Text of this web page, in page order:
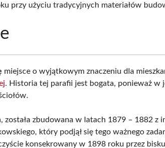
przy użyciu tradycyjnych materiałów
miejsce o wyjątkowym znaczeniu dla
. Historia tej parafii jest bogata, ponieważ w
została zbudowana w latach 1879 – 1882 z
który podjął się tego ważnego
konsekrowany w 1898 roku przez